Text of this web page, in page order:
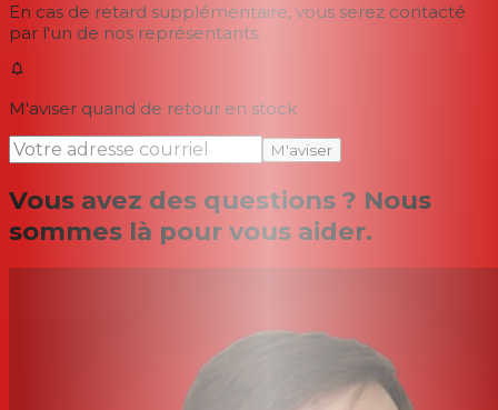
En cas de retard supplémentaire, vous serez contacté
par l'un de nos représentants.
M'aviser quand de retour en stock
M'aviser
Vous avez des questions ? Nous
sommes là pour vous aider.